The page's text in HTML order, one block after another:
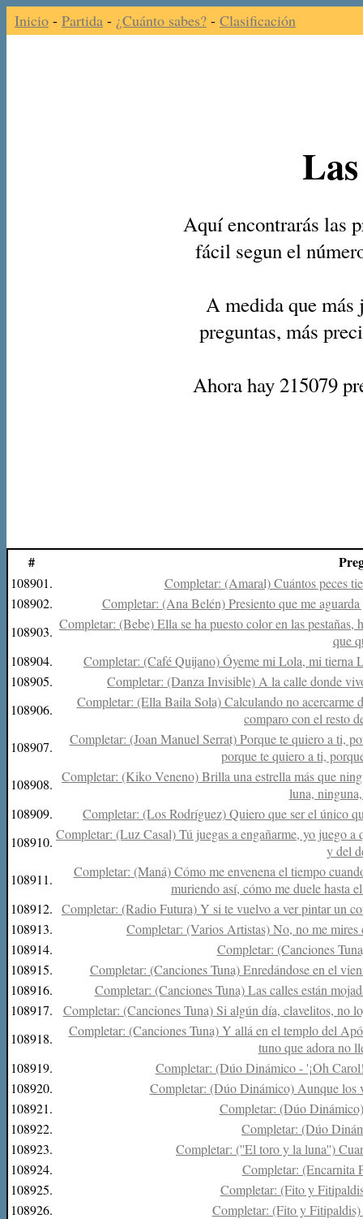
Inicio - Partida - ¿Cuánto sabes? - Clasificación
Aquí encontrarás las
fácil segun el
A medida que más
preguntas, más
Ahora hay 215079
#
108901.
Completar: (Amaral) Cuántos peces
108902.
Completar: (Ana Belén) Presiento que me
108903. Completar: (Bebe) Ella se ha puesto color en las pestañas,
que
108904.
Completar: (Café Quijano) Óyeme mi Lola, mi tierna
108905.
Completar: (Danza Invisible) A la calle donde
108906.
Completar: (Ella Baila Sola) Calculando no acercarme
comparo con el resto
108907.
Completar: (Joan Manuel Serrat) Porque te quiero a ti,
porque te quiero a ti,
108908. Completar: (Kiko Veneno) Brilla una estrella más que
luna,
108909.
Completar: (Los Rodríguez) Quiero que ser el único
108910. Completar: (Luz Casal) Tú juegas a engañarme, yo juego a
y del
108911.
Completar: (Maná) Cómo me envenena el tiempo
muriendo así, cómo me duele hasta
108912. Completar: (Radio Futura) Y si te vuelvo a ver pintar un
108913.
Completar: (Varios Artistas) No, no me mires
108914.
Completar: (Canciones
108915.
Completar: (Canciones Tuna) Enredándose en el
108916.
Completar: (Canciones Tuna) Las calles están
108917.
Completar: (Canciones Tuna) Si algún día, clavelitos, no
108918.
Completar: (Canciones Tuna) Y allá en el templo del
tuno que adora no
108919.
Completar: (Dúo Dinámico - '¡Oh
108920.
Completar: (Dúo Dinámico) Aunque los
108921.
Completar: (Dúo
108922.
Completar: (Dúo
108923.
Completar: (''El toro y la luna'')
108924.
Completar: (Encarnita
108925.
Completar: (Fito y
108926.
Completar: (Fito y